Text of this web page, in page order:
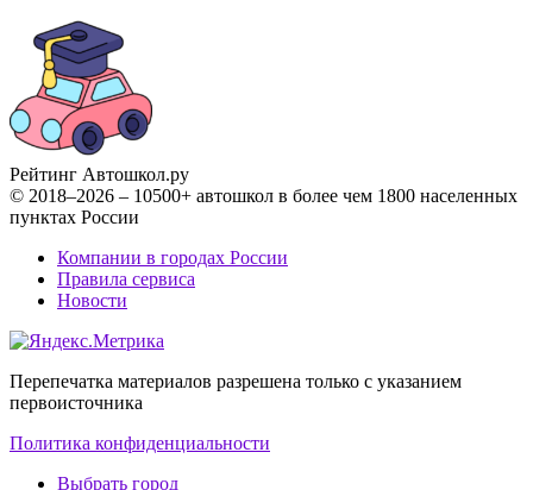
Рейтинг Автошкол.ру
© 2018–2026 – 10500+ автошкол в более чем 1800 населенных
пунктах России
Компании в городах России
Правила сервиса
Новости
Перепечатка материалов разрешена только с указанием
первоисточника
Политика конфиденциальности
Выбрать город